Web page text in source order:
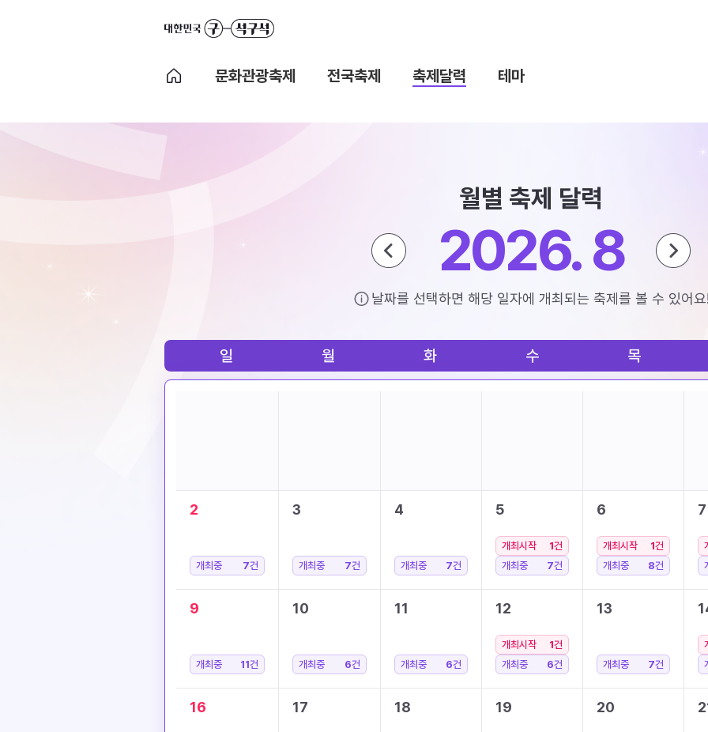
문화관광축제 전국축제 축제달력 테마
월별 축제 달력
2026. 8
날짜를 선택하면 해당 일자에 개최되는 축제를 볼 수 있어
일 월 화 수 목
2
개최중 7건
3
개최중 7건
4
개최중 7건
5
개최시작 1건
개최중
7건
6
개최시작 1건
개최중
8건
7
9
개최중 11건
10
개최중 6건
11
개최중 6건
12
개최시작 1건
개최중
6건
13
개최중 7건
16 17 18 19 20